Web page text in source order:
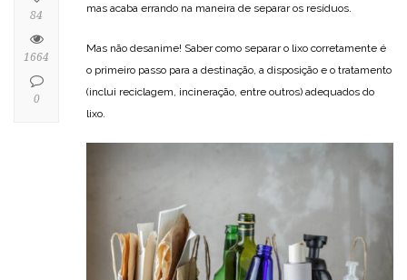
mas acaba errando na maneira de separar os resíduos.
Mas não desanime! Saber como separar o lixo corretamente é
o primeiro passo para a destinação, a disposição e o tratamento
(inclui reciclagem, incineração, entre outros) adequados do
lixo.
84
1664
0